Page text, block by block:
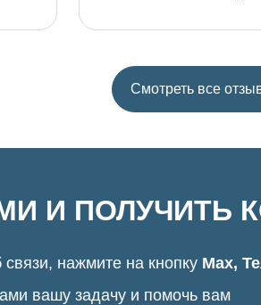
Смотреть все
И ПОЛУЧИТЬ
нажмите на кнопку Max,
вашу задачу и помочь вам